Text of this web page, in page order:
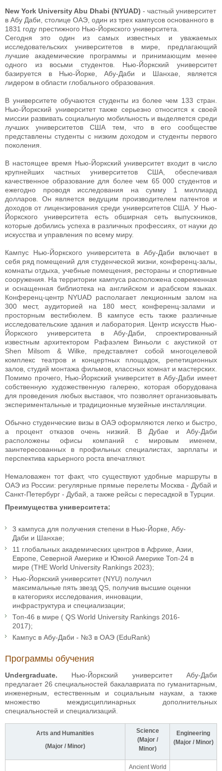
New York University Abu Dhabi (NYUAD) - частный университет
в Абу Даби, столице ОАЭ, один из трех кампусов основанного в
1831 году престижного Нью-Йоркского университета.
Сегодня это один из самых известных и уважаемых
исследовательских университетов в мире, предлагающий
лучшие академические программы и принимающим менее
одного из восьми студентов. Нью-Йоркский университет
базируется в Нью-Йорке, Абу-Даби и Шанхае, является
лидером в области глобального образования.
В университете обучаются студенты из более чем 133 стран.
Нью-Йоркский университет также серьезно относится к своей
миссии развивать социальную мобильность и выделяется среди
лучших университетов США тем, что в его сообществе
представлены студенты с низким доходом и студенты первого
поколения.
В настоящее время Нью-Йоркский университет входит в число
крупнейших частных университетов США, обеспечивая
качественное образование для более чем 65 000 студентов и
ежегодно проводя исследования на сумму 1 миллиард
долларов. Он является ведущим производителем патентов и
доходов от лицензирования среди университетов США. У Нью-
Йоркского университета есть обширная сеть выпускников,
которые добились успеха в различных профессиях, от науки до
искусства и управления по всему миру.
Кампус Нью-Йоркского университета в Абу-Даби включает в
себя ряд помещений для студенческой жизни, конференц-залы,
комнаты отдыха, учебные помещения, рестораны и спортивные
сооружения. На территории кампуса расположена современная
и оснащенная библиотека на английском и арабском языках.
Конференц-центр NYUAD располагает лекционным залом на
300 мест, аудиторией на 180 мест, конференц-залами и
просторным вестибюлем. В кампусе есть также различные
исследовательские здания и лаборатория. Центр искусств Нью-
Йоркского университета в Абу-Даби, спроектированный
известным архитектором Рафаэлем Виньоли с акустикой от
Shen Milsom & Wilke, представляет собой многоцелевой
комплекс театров и концертных площадок, репетиционных
залов, студий монтажа фильмов, классных комнат и мастерских.
Помимо прочего, Нью-Йоркский университет в Абу-Даби имеет
собственную художественную галерею, которая оборудована
для проведения любых выставок, что позволяет организовывать
экспериментальные и традиционные музейные инсталляции.
Обычно студенческие визы в ОАЭ оформляются легко и быстро,
а процент отказов очень низкий. В Дубае и Абу-Даби
расположены офисы компаний с мировым именем,
заинтересованных в профильных специалистах, зарплаты и
перспектива карьерного роста впечатляют.
Немаловажен тот факт, что существуют удобные маршруты в
ОАЭ из России: регулярные прямые перелеты Москва - Дубай и
Санкт-Петербург - Дубай, а также рейсы с пересадкой в Турции.
Преимущества университета:
3 кампуса для получения степени в Нью-Йорке, Абу-
Даби и Шанхае;
11 глобальных академических центров в Африке, Азии,
Европе, Северной Америке и Южной Америке Топ-24 в
мире (THE World University Rankings 2023);
Нью-Йоркский университет (NYU) получил
максимальные пять звезд QS, получив высшие оценки
в категориях исследования, инновации,
инфраструктура и специализации;
Топ-46 в мире ( QS World University Rankings 2016-
2017);
Кампус в Абу-Даби - №3 в ОАЭ (EduRank)
Программы обучения
Undergraduate. Нью-Йоркский университет Абу-Даби
предлагает 26 специальностей бакалавриата по гуманитарным,
инженерным, естественным и социальным наукам, а также
множество междисциплинарных дополнительных
специальностей и специализаций.
Arts and Humanities
(Major / Minor)
Science
(Major /
Minor)
Engineering
(Major / Minor)
Ancient World